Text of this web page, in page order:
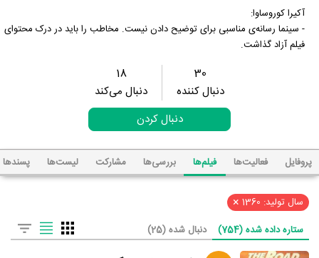
آکیرا کوروساوا:
- سینما رسانه‌ی مناسبی برای توضیح دادن نیست. مخاطب را باید در درک محتوای
فیلم آزاد گذاشت.
30
دنبال کننده
18
دنبال می‌کند
دنبال کردن
پروفایل فعالیت‌ها فیلم‌ها بررسی‌ها مشارکت لیست‌ها پسند‌ها
سال تولید: 1360 ×
ستاره داده شده (754) دنبال شده (25)